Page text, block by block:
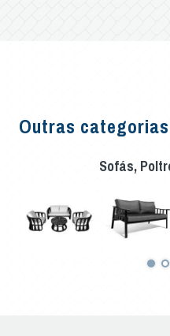
Outras
Sofás,